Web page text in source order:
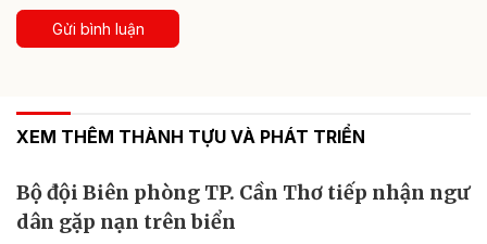
Gửi bình luận
XEM THÊM THÀNH TỰU VÀ PHÁT TRIỂN
Bộ đội Biên phòng TP. Cần Thơ tiếp nhận ngư
dân gặp nạn trên biển